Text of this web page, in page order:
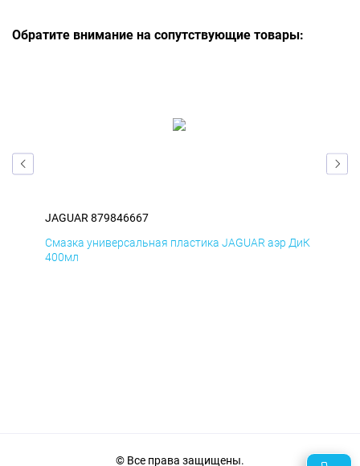
Обратите внимание на сопутствующие товары:
JAGUAR 879846667
Смазка универсальная пластика JAGUAR аэр ДиК
400мл
© Все права защищены.